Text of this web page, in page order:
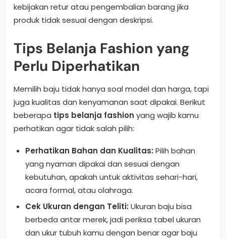
kebijakan retur atau pengembalian barang jika
produk tidak sesuai dengan deskripsi.
Tips Belanja Fashion yang
Perlu Diperhatikan
Memilih baju tidak hanya soal model dan harga, tapi
juga kualitas dan kenyamanan saat dipakai. Berikut
beberapa tips belanja fashion yang wajib kamu
perhatikan agar tidak salah pilih:
Perhatikan Bahan dan Kualitas: Pilih bahan
yang nyaman dipakai dan sesuai dengan
kebutuhan, apakah untuk aktivitas sehari-hari,
acara formal, atau olahraga.
Cek Ukuran dengan Teliti: Ukuran baju bisa
berbeda antar merek, jadi periksa tabel ukuran
dan ukur tubuh kamu dengan benar agar baju